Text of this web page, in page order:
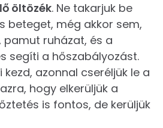
öltözék. Ne takarjuk be
beteget, még akkor sem,
pamut ruházat, és a
segíti a hőszabályozást.
azonnal cseréljük le a
hogy elkerüljük a
is fontos, de kerüljük